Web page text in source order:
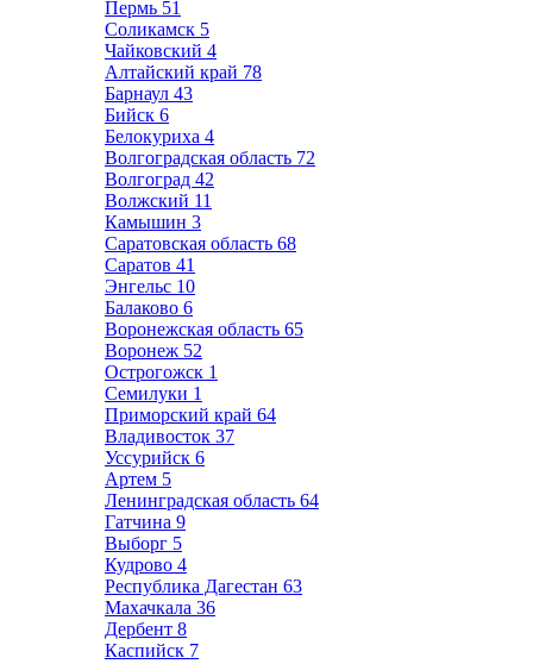
Пермь 51
Соликамск 5
Чайковский 4
Алтайский край 78
Барнаул 43
Бийск 6
Белокуриха 4
Волгоградская область 72
Волгоград 42
Волжский 11
Камышин 3
Саратовская область 68
Саратов 41
Энгельс 10
Балаково 6
Воронежская область 65
Воронеж 52
Острогожск 1
Семилуки 1
Приморский край 64
Владивосток 37
Уссурийск 6
Артем 5
Ленинградская область 64
Гатчина 9
Выборг 5
Кудрово 4
Республика Дагестан 63
Махачкала 36
Дербент 8
Каспийск 7